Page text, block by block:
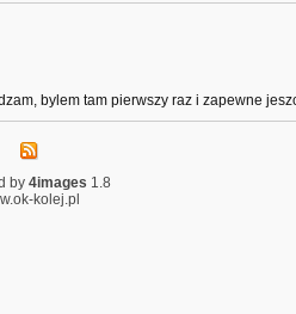
bylem tam pierwszy raz i zapewne
by 4images 1.8
kolej.pl